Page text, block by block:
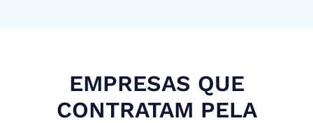
EMPRESAS QUE
CONTRATAM PELA